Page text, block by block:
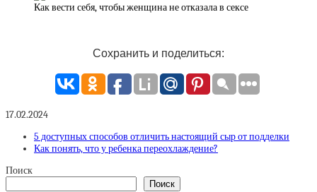
Как вести себя, чтобы женщина не отказала в сексе
Сохранить и поделиться:
17.02.2024
5 доступных способов отличить настоящий сыр от подделки
Как понять, что у ребенка переохлаждение?
Поиск
Поиск